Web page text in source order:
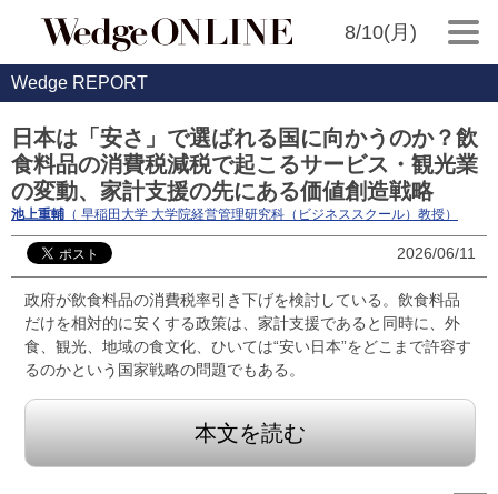
8/10(月)
Wedge REPORT
日本は「安さ」で選ばれる国に向かうのか？飲
食料品の消費税減税で起こるサービス・観光業
の変動、家計支援の先にある価値創造戦略
池上重輔 （ 早稲田大学 大学院経営管理研究科（ビジネススクール）教授）
2026/06/11
政府が飲食料品の消費税率引き下げを検討している。飲食料品
だけを相対的に安くする政策は、家計支援であると同時に、外
食、観光、地域の食文化、ひいては“安い日本”をどこまで許容す
るのかという国家戦略の問題でもある。
本文を読む